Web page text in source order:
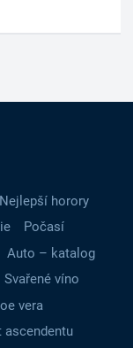
Nejlepší horory
Počasí
Auto – katalog
Svařené víno
vera
ascendentu